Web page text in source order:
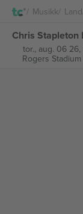
Musikk Land
Chris Stapleton
tor., aug. 06 26,
Rogers